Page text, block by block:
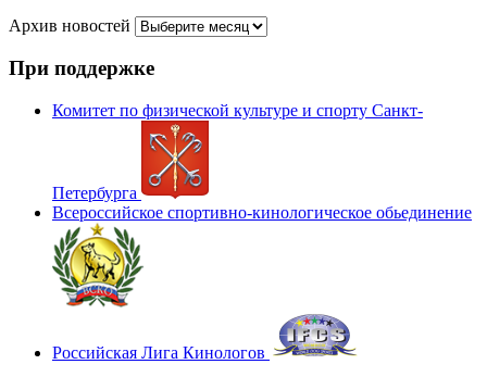
Архив новостей
При поддержке
Комитет по физической культуре и спорту Санкт-
Петербурга
Всероссийское спортивно-кинологическое обьединение
Российская Лига Кинологов